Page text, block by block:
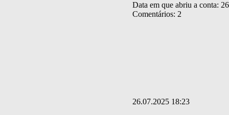
Data em que abriu a conta:
Comentários: 2
26.07.2025 18:23